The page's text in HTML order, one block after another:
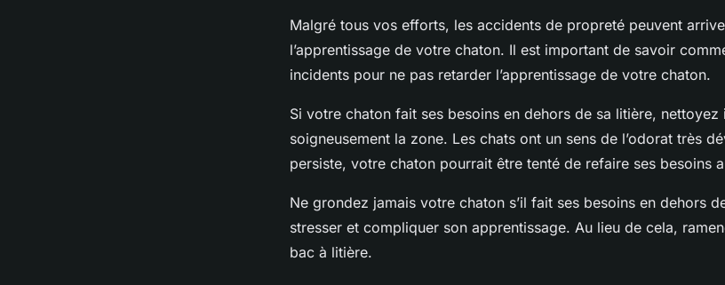
Malgré tous vos efforts, les accidents de propreté peuvent
l’apprentissage de votre chaton. Il est important de savoir
incidents pour ne pas retarder l’apprentissage de votre chaton.
Si votre chaton fait ses besoins en dehors de sa litière, nettoyez
soigneusement la zone. Les chats ont un sens de l’odorat très
persiste, votre chaton pourrait être tenté de refaire ses besoins
Ne grondez jamais votre chaton s’il fait ses besoins en dehors
stresser et compliquer son apprentissage. Au lieu de cela,
bac à litière.